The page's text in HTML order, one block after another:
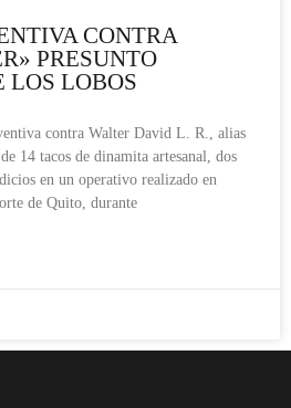
CONTRA
PRESUNTO
LOBOS
contra Walter David L. R., alias
14 tacos de dinamita artesanal, dos
en un operativo realizado en
de Quito, durante